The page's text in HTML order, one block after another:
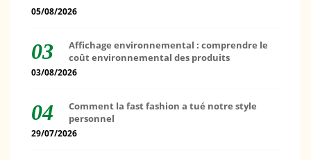
05/08/2026
Affichage environnemental : comprendre le
coût environnemental des produits
03/08/2026
Comment la fast fashion a tué notre style
personnel
29/07/2026